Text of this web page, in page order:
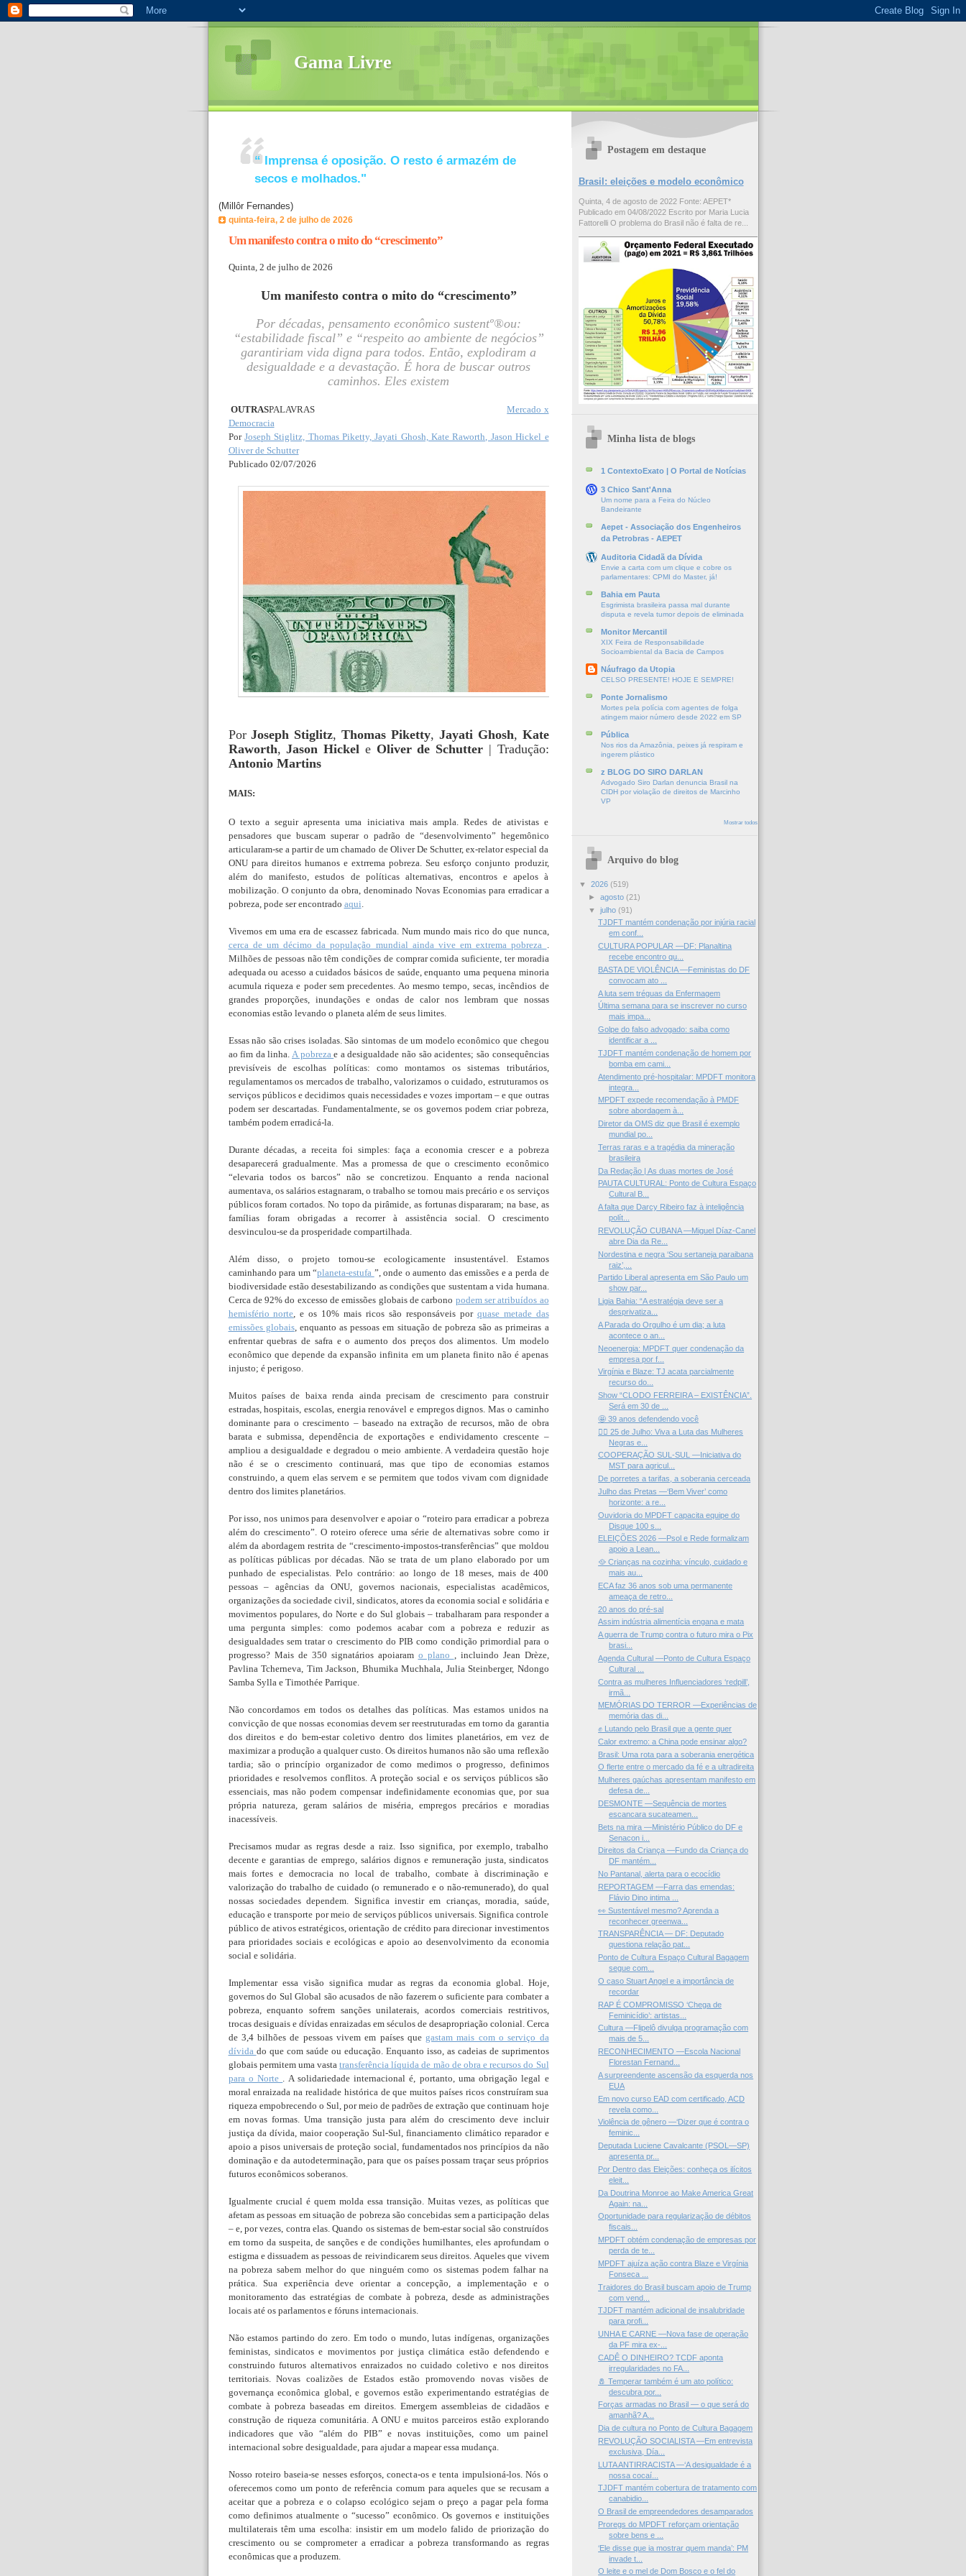
Gama Livre
“ Imprensa é oposição. O resto é armazém de
secos e molhados."
(Millôr Fernandes)
quinta-feira, 2 de julho de 2026
Um manifesto contra o mito do “crescimento”
Quinta, 2 de julho de 2026
Um manifesto contra o mito do “crescimento”
Por décadas, pensamento econômico sustentº®ou:
“estabilidade fiscal” e “respeito ao ambiente de negócios”
garantiriam vida digna para todos. Então, explodiram a
desigualdade e a devastação. É hora de buscar outros
caminhos. Eles existem
OUTRASPALAVRAS
Mercado x
Democracia
Por Joseph Stiglitz, Thomas Piketty, Jayati Ghosh, Kate Raworth, Jason Hickel e
Oliver de Schutter
Publicado 02/07/2026
PorJoseph Stiglitz,Thomas Piketty, Jayati Ghosh, Kate
Raworth,Jason Hickel e Oliver de Schutter | Tradução:
Antonio Martins
MAIS:
O texto a seguir apresenta uma iniciativa mais ampla. Redes de ativistas e
pensadores que buscam superar o padrão de “desenvolvimento” hegemônico
articularam-se a partir de um chamado de Oliver De Schutter, ex-relator especial da
ONU para direitos humanos e extrrema pobreza. Seu esforço conjunto produzir,
além do manifesto, estudos de políticas alternativas, encontros e apelos à
mobilização. O conjunto da obra, denominado Novas Economias para erradicar a
pobreza, pode ser encontrado aqui
Vivemos em uma era de escassez fabricada. Num mundo mais rico do que nunca,
cerca de um décimo da população mundial ainda vive em extrema pobreza
Milhões de pessoas não têm condições de comprar comida suficiente, ter moradia
adequada ou acesso a cuidados básicos de saúde, enquanto uma pequena minoria
acumula riqueza e poder sem precedentes. Ao mesmo tempo, secas, incêndios de
grandes proporções, inundações e ondas de calor nos lembram que nossas
economias estão levando o planeta além de seus limites.
Essas não são crises isoladas. São sintomas de um modelo econômico que chegou
ao fim da linha. A pobrezae a desigualdade não são acidentes; são consequências
previsíveis de escolhas políticas: como montamos os sistemas tributários,
regulamentamos os mercados de trabalho, valorizamos o cuidado, estruturamos os
serviços públicos e decidimos quais necessidades e vozes importam – e que outras
podem ser descartadas. Fundamentalmente, se os governos podem criar pobreza,
também podem erradicá-la.
Durante décadas, a receita foi simples: faça a economia crescer e a pobreza
desaparecerá gradualmente. Mas a promessa de que o crescimento econômico
“elevaria todos os barcos” não se concretizou. Enquanto a renda nacional
aumentava, os salários estagnaram, o trabalho se tornou mais precário e os serviços
públicos foram cortados. No topo da pirâmide, as fortunas dispararam; na base, as
famílias foram obrigadas a recorrer à assistência social. O crescimento
desvinculou-se da prosperidade compartilhada.
Além disso, o projeto tornou-se ecologicamente insustentável. Estamos
caminhando para um “planeta-estufa ”, onde o aumento das emissões e a perda de
biodiversidade estão desestabilizando as condições que sustentam a vida humana.
Cerca de 92% do excesso de emissões globais de carbono podem ser atribuídos ao
hemisfério norte , e os 10% mais ricos são responsáveis por quase metade das
emissões globais, enquanto as pessoas em situação de pobreza são as primeiras a
enfrentar quebras de safra e o aumento dos preços dos alimentos. Um modelo
econômico que depende da expansão infinita em um planeta finito não é apenas
injusto; é perigoso.
Muitos países de baixa renda ainda precisam de crescimento para construir
estradas, hospitais, escolas, energia renovável e empregos dignos. Mas o caminho
dominante para o crescimento – baseado na extração de recursos, mão de obra
barata e submissa, dependência de exportações e endividamento crescente –
ampliou a desigualdade e degradou o meio ambiente. A verdadeira questão hoje
não é se o crescimento continuará, mas que tipo de economias estamos
construindo, a quem elas servem e se permitem que todos vivam com dignidade
dentro dos limites planetários.
Por isso, nos unimos para desenvolver e apoiar o “roteiro para erradicar a pobreza
além do crescimento”. O roteiro oferece uma série de alternativas sobre como ir
além da abordagem restrita de “crescimento-impostos-transferências” que moldou
as políticas públicas por décadas. Não se trata de um plano elaborado por um
punhado de especialistas. Pelo contrário: ao longo de 18 meses, mais de 400
pessoas – agências da ONU, governos nacionais, especialistas acadêmicos,
organizações da sociedade civil, sindicatos, atores da economia social e solidária e
movimentos populares, do Norte e do Sul globais – trabalharam para responder a
uma pergunta simples: como podemos acabar com a pobreza e reduzir as
desigualdades sem tratar o crescimento do PIB como condição primordial para o
progresso? Mais de 350 signatários apoiaram o plano
, incluindo Jean Drèze,
Pavlina Tcherneva, Tim Jackson, Bhumika Muchhala, Julia Steinberger, Ndongo
Samba Sylla e Timothée Parrique.
Não concordamos em todos os detalhes das políticas. Mas estamos unidos na
convicção de que nossas economias devem ser reestruturadas em torno da garantia
dos direitos e do bem-estar coletivo dentro dos limites planetários, em vez de
maximizar a produção a qualquer custo. Os direitos humanos não são uma reflexão
tardia; são o princípio organizador de como medimos o progresso, definimos
prioridades e resolvemos conflitos. A proteção social e os serviços públicos são
essenciais, mas não podem compensar indefinidamente economias que, por sua
própria natureza, geram salários de miséria, empregos precários e moradias
inacessíveis.
Precisamos mudar as regras desde a raiz. Isso significa, por exemplo, trabalho
decente e garantias de emprego, salários dignos e remuneração justa, sindicatos
mais fortes e democracia no local de trabalho, combate à discriminação e
valorização do trabalho de cuidado (o remunerado e o não-remunerado), do qual
nossas sociedades dependem. Significa investir em crianças, moradia, saúde,
educação e transporte por meio de serviços públicos universais. Significa controle
público de ativos estratégicos, orientação de crédito para direcionar investimentos
para prioridades sociais e ecológicas e apoio ao desenvolvimento da economia
social e solidária.
Implementar essa visão significa mudar as regras da economia global. Hoje,
governos do Sul Global são acusados de não fazerem o suficiente para combater a
pobreza, enquanto sofrem sanções unilaterais, acordos comerciais restritivos,
trocas desiguais e dívidas enraizadas em séculos de desapropriação colonial. Cerca
de 3,4 bilhões de pessoas vivem em países que gastam mais com o serviço da
dívida do que com saúde ou educação. Enquanto isso, as cadeias de suprimentos
globais permitem uma vastatransferência líquida de mão de obra e recursos do Sul
para o Norte
. A solidariedade internacional é, portanto, uma obrigação legal e
moral enraizada na realidade histórica de que muitos países ricos construíram sua
riqueza empobrecendo o Sul, por meio de padrões de extração que continuam hoje
em novas formas. Uma transição justa para além do crescimento deve incluir
justiça da dívida, maior cooperação Sul-Sul, financiamento climático reparador e
apoio a pisos universais de proteção social, fundamentados nos princípios da não
dominação e da autodeterminação, para que os países possam traçar seus próprios
futuros econômicos soberanos.
Igualmente crucial é quem molda essa transição. Muitas vezes, as políticas que
afetam as pessoas em situação de pobreza são concebidas sem a participação delas
– e, por vezes, contra elas. Quando os sistemas de bem-estar social são construídos
em torno da suspeita, de sanções e de condições humilhantes, eles aprofundam o
estigma e dissuadem as pessoas de reivindicarem seus direitos. Aqueles que vivem
na pobreza sabem melhor do que ninguém como os sistemas podem falhar na
prática. Sua experiência deve orientar a concepção, a implementação e o
monitoramento das estratégias de combate à pobreza, desde as administrações
locais até os parlamentos e fóruns internacionais.
Não estamos partindo do zero. Em todo o mundo, lutas indígenas, organizações
feministas, sindicatos e movimentos por justiça climática estão defendendo e
construindo futuros alternativos enraizados no cuidado coletivo e nos direitos
territoriais. Novas coalizões de Estados estão promovendo novas visões de
governança econômica global, e governos estão experimentando estratégias de
combate à pobreza baseadas em direitos. Emergem assembleias de cidadãos e
construção de riqueza comunitária. A ONU e muitos parceiros estão explorando
indicadores que vão “além do PIB” e novas instituições, como um painel
internacional sobre desigualdade, para ajudar a mapear essa mudança.
Nosso roteiro baseia-se nesses esforços, conecta-os e tenta impulsioná-los. Nós o
oferecemos como um ponto de referência comum para aqueles que se recusam a
aceitar que a pobreza e o colapso ecológico sejam o preço a pagar pela forma
como definimos atualmente o “sucesso” econômico. Os governos e instituições
multilaterais têm uma escolha: insistir em um modelo falido de priorização do
crescimento ou se comprometer a erradicar a pobreza transformando as regras
econômicas que a produzem.
Postagem em destaque
Brasil: eleições e modelo econômico
Quinta, 4 de agosto de 2022 Fonte: AEPET*
Publicado em 04/08/2022 Escrito por Maria Lucia
Fattorelli O problema do Brasil não é falta de re...
Minha lista de blogs
1 ContextoExato | O Portal de Notícias
3 Chico Sant'Anna
Um nome para a Feira do Núcleo
Bandeirante
Aepet - Associação dos Engenheiros
da Petrobras - AEPET
Auditoria Cidadã da Dívida
Envie a carta com um clique e cobre os
parlamentares: CPMI do Master, já!
Bahia em Pauta
Esgrimista brasileira passa mal durante
disputa e revela tumor depois de eliminada
Monitor Mercantil
XIX Feira de Responsabilidade
Socioambiental da Bacia de Campos
Náufrago da Utopia
CELSO PRESENTE! HOJE E SEMPRE!
Ponte Jornalismo
Mortes pela polícia com agentes de folga
atingem maior número desde 2022 em SP
Pública
Nos rios da Amazônia, peixes já respiram e
ingerem plástico
z BLOG DO SIRO DARLAN
Advogado Siro Darlan denuncia Brasil na
CIDH por violação de direitos de Marcinho
VP
Mostrar todos
Arquivo do blog
▼ 2026 (519)
► agosto (21)
▼ julho (91)
TJDFT mantém condenação por injúria racial
em conf...
CULTURA POPULAR —DF: Planaltina
recebe encontro qu...
BASTA DE VIOLÊNCIA —Feministas do DF
convocam ato ...
A luta sem tréguas da Enfermagem
Última semana para se inscrever no curso
mais impa...
Golpe do falso advogado: saiba como
identificar a ...
TJDFT mantém condenação de homem por
bomba em cami...
Atendimento pré-hospitalar: MPDFT monitora
integra...
MPDFT expede recomendação à PMDF
sobre abordagem à...
Diretor da OMS diz que Brasil é exemplo
mundial po...
Terras raras e a tragédia da mineração
brasileira
Da Redação | As duas mortes de José
PAUTA CULTURAL: Ponto de Cultura Espaço
Cultural B...
A falta que Darcy Ribeiro faz à inteligência
polít...
REVOLUÇÃO CUBANA —Miguel Díaz-Canel
abre Dia da Re...
Nordestina e negra ‘Sou sertaneja paraibana
raiz’,...
Partido Liberal apresenta em São Paulo um
show par...
Ligia Bahia: “A estratégia deve ser a
desprivatiza...
A Parada do Orgulho é um dia; a luta
acontece o an...
Neoenergia: MPDFT quer condenação da
empresa por f...
Virgínia e Blaze: TJ acata parcialmente
recurso do...
Show “CLODO FERREIRA – EXISTÊNCIA”.
Será em 30 de ...
🤩 39 anos defendendo você
✊🏽 25 de Julho: Viva a Luta das Mulheres
Negras e...
COOPERAÇÃO SUL-SUL —Iniciativa do
MST para agricul...
De porretes a tarifas, a soberania cerceada
Julho das Pretas —‘Bem Viver’ como
horizonte: a re...
Ouvidoria do MPDFT capacita equipe do
Disque 100 s...
ELEIÇÕES 2026 —Psol e Rede formalizam
apoio a Lean...
🥘 Crianças na cozinha: vínculo, cuidado e
mais au...
ECA faz 36 anos sob uma permanente
ameaça de retro...
20 anos do pré-sal
Assim indústria alimentícia engana e mata
A guerra de Trump contra o futuro mira o Pix
brasi...
Agenda Cultural —Ponto de Cultura Espaço
Cultural ...
Contra as mulheres Influenciadores ‘redpill’,
irmã...
MEMÓRIAS DO TERROR —Experiências de
memória das di...
✊ Lutando pelo Brasil que a gente quer
Calor extremo: a China pode ensinar algo?
Brasil: Uma rota para a soberania energética
O flerte entre o mercado da fé e a ultradireita
Mulheres gaúchas apresentam manifesto em
defesa de...
DESMONTE —Sequência de mortes
escancara sucateamen...
Bets na mira —Ministério Público do DF e
Senacon i...
Direitos da Criança —Fundo da Criança do
DF mantém...
No Pantanal, alerta para o ecocídio
REPORTAGEM —Farra das emendas:
Flávio Dino intima ...
👀 Sustentável mesmo? Aprenda a
reconhecer greenwa...
TRANSPARÊNCIA — DF: Deputado
questiona relação pat...
Ponto de Cultura Espaço Cultural Bagagem
segue com...
O caso Stuart Angel e a importância de
recordar
RAP É COMPROMISSO ‘Chega de
Feminicídio’: artistas...
Cultura —Flipelô divulga programação com
mais de 5...
RECONHECIMENTO —Escola Nacional
Florestan Fernand...
A surpreendente ascensão da esquerda nos
EUA
Em novo curso EAD com certificado, ACD
revela como...
Violência de gênero —‘Dizer que é contra o
feminic...
Deputada Luciene Cavalcante (PSOL—SP)
apresenta pr...
Por Dentro das Eleições: conheça os ilícitos
eleit...
Da Doutrina Monroe ao Make America Great
Again: na...
Oportunidade para regularização de débitos
fiscais...
MPDFT obtém condenação de empresas por
perda de te...
MPDFT ajuíza ação contra Blaze e Virgínia
Fonseca ...
Traidores do Brasil buscam apoio de Trump
com vend...
TJDFT mantém adicional de insalubridade
para profi...
UNHA E CARNE —Nova fase de operação
da PF mira ex-...
CADÊ O DINHEIRO? TCDF aponta
irregularidades no FA...
🧂 Temperar também é um ato político:
descubra por...
Forças armadas no Brasil — o que será do
amanhã? A...
Dia de cultura no Ponto de Cultura Bagagem
REVOLUÇÃO SOCIALISTA —Em entrevista
exclusiva, Día...
LUTA ANTIRRACISTA —‘A desigualdade é a
nossa cocaí...
TJDFT mantém cobertura de tratamento com
canabidio...
O Brasil de empreendedores desamparados
Proregs do MPDFT reforçam orientação
sobre bens e ...
‘Ele disse que ia mostrar quem manda’: PM
invade t...
O leite e o mel de Dom Bosco e o fel do